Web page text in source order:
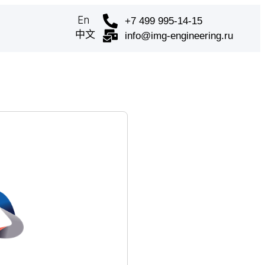
En
中文
+7 499 995-14-15
info@img-engineering.ru